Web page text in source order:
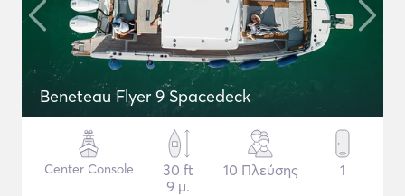
Beneteau Flyer 9 Spacedeck
Center Console
30 ft
9 μ.
10 Πλεύσης 1